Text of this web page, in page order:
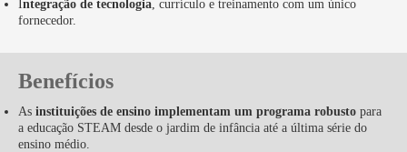
Integração de tecnologia , currículo e treinamento com um único
fornecedor.
Benefícios
As instituições de ensino implementam um programa robusto para
a educação STEAM desde o jardim de infância até a última série do
ensino médio.